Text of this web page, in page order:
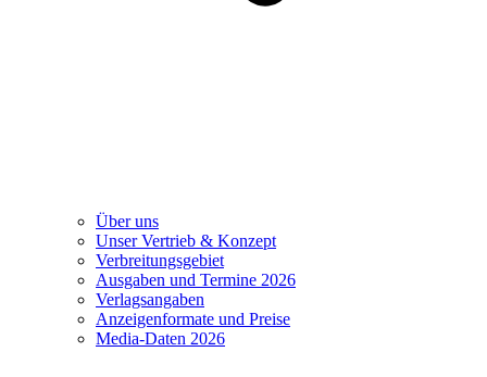
Über uns
Unser Vertrieb & Konzept
Verbreitungsgebiet
Ausgaben und Termine 2026
Verlagsangaben
Anzeigenformate und Preise
Media-Daten 2026